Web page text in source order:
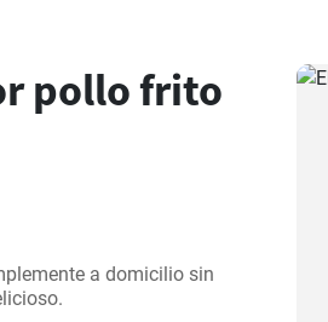
pollo frito
a domicilio sin